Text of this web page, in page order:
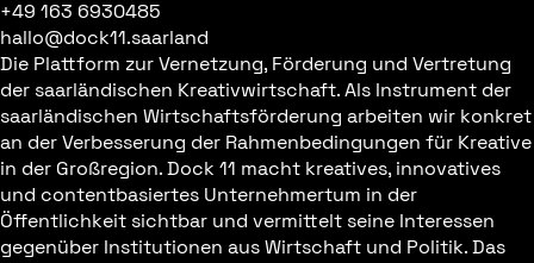
+49 163 6930485
hallo@dock11.saarland
Die Plattform zur Vernetzung, Förderung und Vertretung
der saarländischen Kreativwirtschaft. Als Instrument der
saarländischen Wirtschaftsförderung arbeiten wir konkret
an der Verbesserung der Rahmenbedingungen für Kreative
in der Großregion. Dock 11 macht kreatives, innovatives
und contentbasiertes Unternehmertum in der
Öffentlichkeit sichtbar und vermittelt seine Interessen
gegenüber Institutionen aus Wirtschaft und Politik. Das